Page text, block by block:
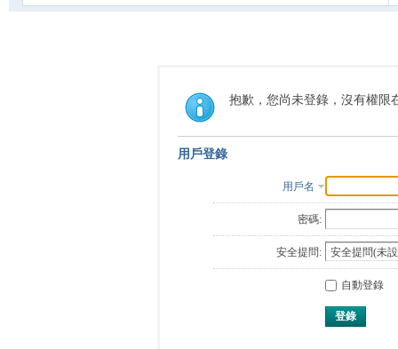
抱歉，您尚未登錄，沒有權限
用戶登錄
用戶名
密碼:
安全提問:
自動登錄
登錄